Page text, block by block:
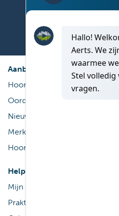
Vind nu een
Aanbod
Hoorapparaat
Oordoppen op maat
Nieuwe technologieën
Merken
Hooraccessoires
Help
Mijn gehoor
Praktisch